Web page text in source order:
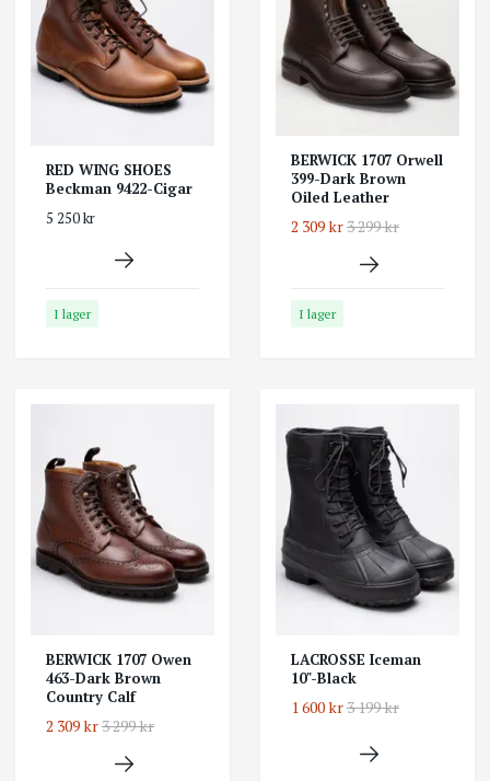
RED WING SHOES
Beckman 9422-Cigar
5 250 kr
I lager
BERWICK 1707 Orwell
399-Dark Brown
Oiled Leather
2 309 kr3 299 kr
I lager
BERWICK 1707 Owen
463-Dark Brown
Country Calf
2 309 kr3 299 kr
LACROSSE Iceman
10"-Black
1 600 kr3 199 kr